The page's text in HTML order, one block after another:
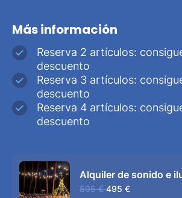
Más información
Reserva 2 artículos:
descuento
Reserva 3 artículos:
descuento
Reserva 4 artículos:
descuento
Alquiler de sonido e
595 € 495 €